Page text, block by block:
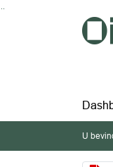
Ga naar de inhoud
Ga naar het zoeken
Ga naar het menu
U